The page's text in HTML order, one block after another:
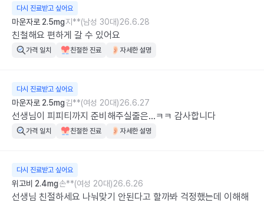
다시 진료받고 싶어요
마운자로 2.5mg지**(남성 30대)26.6.28
친철해요 편하게 갈 수 있어요
가격 일치 친절한 진료 자세한 설명
다시 진료받고 싶어요
마운자로 2.5mg김**(여성 20대)26.6.27
선생님이 피피티까지 준비해주실줄은...ㅋㅋ 감사합니다
가격 일치 친절한 진료 자세한 설명
다시 진료받고 싶어요
위고비 2.4mg손**(여성 20대)26.6.26
선생님 친절하세요 나눠맞기 안된다고 할까봐 걱정했는데 이해해